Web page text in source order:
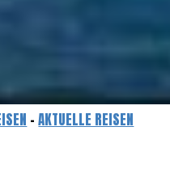
-AKTUELLE REISEN